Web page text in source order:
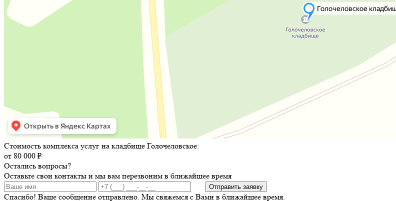
Стоимость комплекса услуг на кладбище Голочеловское:
от 80 000 ₽
Остались вопросы?
Оставьте свои контакты и мы вам перезвоним в ближайшее время
Отправить заявку
Спасибо! Ваше сообщение отправлено. Мы свяжемся с Вами в ближайшее время.